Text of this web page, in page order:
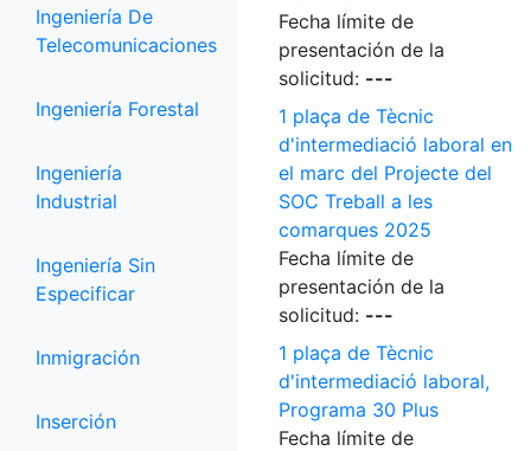
Ingeniería De
Telecomunicaciones
Ingeniería Forestal
Ingeniería
Industrial
Ingeniería Sin
Especificar
Inmigración
Inserción
Fecha límite de
presentación de la
solicitud: ---
1 plaça de Tècnic
d'intermediació laboral en
el marc del Projecte del
SOC Treball a les
comarques 2025
Fecha límite de
presentación de la
solicitud: ---
1 plaça de Tècnic
d'intermediació laboral,
Programa 30 Plus
Fecha límite de